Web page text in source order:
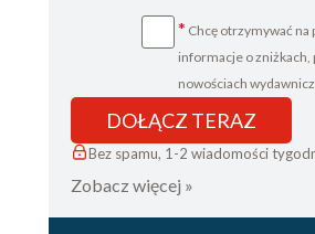
* Chcę otrzymywać na
informacje o zniżkach,
nowościach
DOŁĄCZ TERAZ
Bez spamu, 1-2 wiadomości
Zobacz więcej »